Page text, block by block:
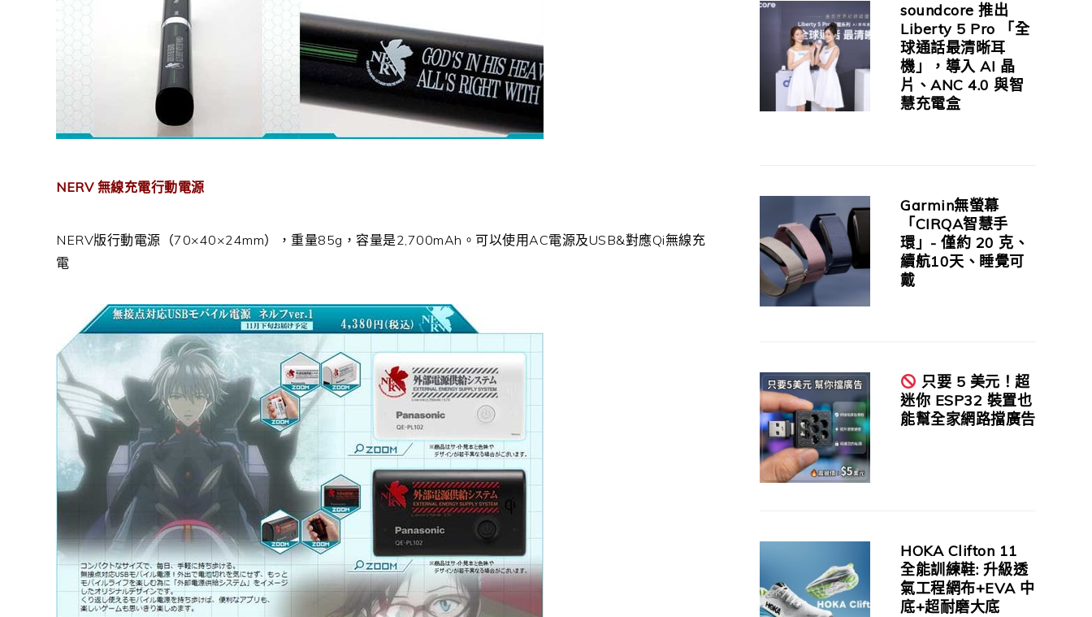
NERV 無線充電行動電源
NERV版行動電源（70×40×24mm），重量85g，容量是2,700mAh。可以使用AC電源及USB&對應Qi無線充
電
soundcore 推出
Liberty 5 Pro 「全
球通話最清晰耳
機」，導入 AI 晶
片、ANC 4.0 與智
慧充電盒
Garmin無螢幕
「CIRQA智慧手
環」- 僅約 20 克、
續航10天、睡覺可
戴
只要 5 美元！超
迷你 ESP32 裝置也
能幫全家網路擋廣告
HOKA Clifton 11
全能訓練鞋: 升級透
氣工程網布+EVA 中
底+超耐磨大底